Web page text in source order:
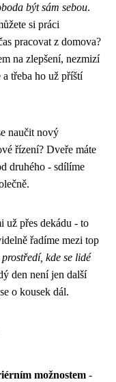
být sám sebou.
si práci
pracovat z domova?
na zlepšení, nezmizí
třeba ho už příští
naučit nový
řízení? Dveře máte
druhého - sdílíme
už přes dekádu - to
řadíme mezi top
kde se lidé
den není jen další
o kousek dál.
možnostem -